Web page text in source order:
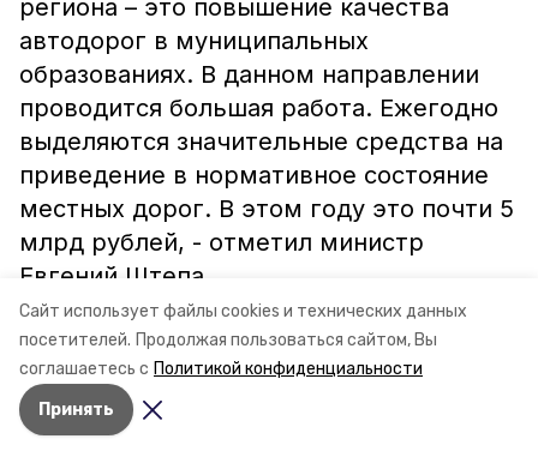
Сайт использует файлы cookies и технических данных
посетителей. Продолжая пользоваться сайтом, Вы
соглашаетесь с Политикой конфиденциальности
Принять
региона – это повышение качества
автодорог в муниципальных
образованиях. В данном направлении
проводится большая работа. Ежегодно
выделяются значительные средства на
приведение в нормативное состояние
местных дорог. В этом году это почти 5
млрд рублей, - отметил министр
Евгений Штепа.
Информация: миндор СК
Авторы: Ольга Винницкая